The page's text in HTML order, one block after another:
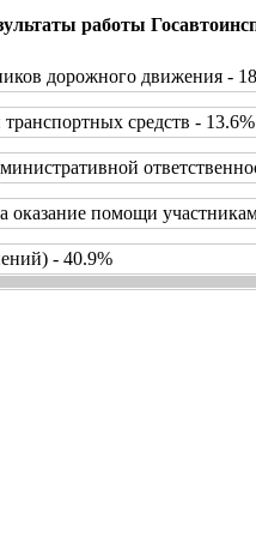
работы
дорожного движения -
средств - 13.6%
оказание помощи
- 40.9%